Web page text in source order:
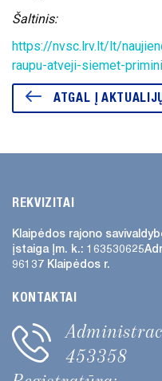
Šaltinis:
https://nvsc.lrv.lt/lt/
raupu-atveji-siemet-
ATGAL Į
REKVIZITAI
Klaipėdos rajono
įstaigaĮm. k.: 163530625
96137 Klaipėdos r.
KONTAKTAI
453358